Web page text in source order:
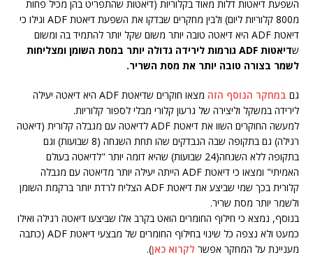
השפעת דיאטות דלות מאוד בקלוריות (דיאטות שהתפריט בהן מכיל פחות
מ800 קלוריות ליום) ולבין מחקרים שבדקו את השפעת דיאטת ADF וגילו כי
דיאטת ADF היא דיאטה טובה יותר משום שקל יותר להתמיד בה ומשום
ש
דיאטות ADF גורמות לירידה גדולה יותר במסת השומן ומצליחות
לשמר בצורה טובה יותר את מסת השריר.
גם במחקר הנוסף הזה
מצאו חוקרים שדיאטת ADF היא דיאטה יעילה
לירידה במשקל וליצירה של גרעון קלורי מבלי לספור קלוריות.
למעשה החוקרים השוו את דיאטת ADF לדיאטה עם מגבלה קלורית (דיאטה
רגילה) גם בתקופה שבה הנבדקים שהו תחת השגחה (8 שבועות) וגם
בתקופה ללא השגחה(24 שבועות) שהיא דומה יותר "לדיאטה בעולם
האמיתי" ומצאו כי דיאטת ADF הייתה יעילה יותר מדיאטה עם מגבלה
קלורית בכך שמי שביצע את דיאטת ADF הצליח לרדת יותר ברקמת השומן
ולשמר יותר מסת שריר.
בנוסף, נמצא כי חילוף החומרים הואט בקרב אלו שביצעו דיאטה רגילה ואילו
כמעט ולא נצפה כל שינוי בחילוף החומרים של מבצעי דיאטת ADF (כתבה
מעניינת על המחקר אפשר לקרוא כאן).